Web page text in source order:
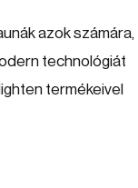
azok számára,
technológiát
termékeivel